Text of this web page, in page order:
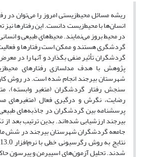
ریشه مسائل محیط‌زیستی امروز را می‌توان در‌
انسان‌ها با محیط‌زیست دانست. این رفتارها نیز
در محیط‌ بروز می‌نمایند. محیط‌‌های طبیعی و
گردشگری هستند و ممکن است رفتارها و
گردشگران تأثیر منفی بگذارد و آنها را در
پژوهش با هدف مدلسازی رفتارهای
شهرستان بیرجند انجام شده است. در روش
سنجش رفتار گردشگران (متغیر وابسته)،
رضایت، نگرش و درگیری فعال (متغیرهای
پرسشنامه بین گردشگران در جاذبه‌های
بیرجند ارزشیابی شده‌اند. بدین ترتیب بعد
شدند. تحلیل آزمون‌های اسپیرمن و پیرسون